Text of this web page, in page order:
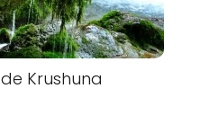
Krushuna